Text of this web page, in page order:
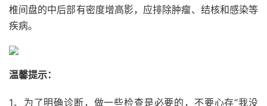
椎间盘的中后部有密度增高影，应排除肿瘤、结核和感染等
疾病。
温馨提示：
1、为了明确诊断，做一些检查是必要的，不要心存“我没